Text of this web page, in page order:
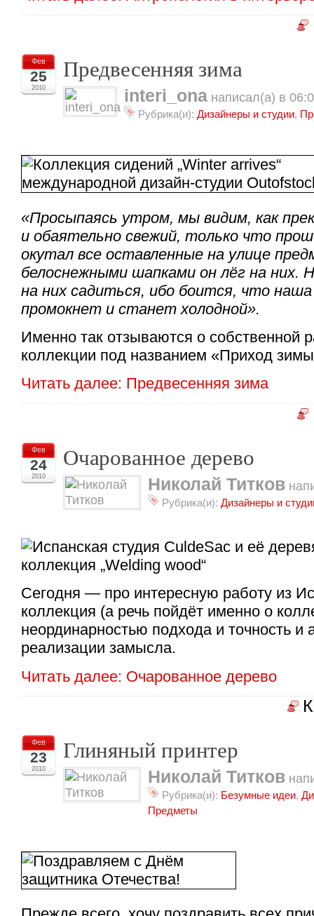
Фев
25
2010
Предвесенняя зима
interi_ona написал(а) в
Рубрика(и): Дизайнеры и студии,
«Просыпаясь утром, мы видим, как
и обаятельно свежий, только что
окутал все оставленные на улице
белоснежными шапками он лёг на них.
на них садиться, ибо боится, что
промокнет и станет холодной».
Именно так отзываются о собственной
коллекции под названием «Приход
Читать далее: Предвесенняя зима
Фев
24
2010
Очарованное дерево
Николай Титков
Рубрика(и): Дизайнеры и
Сегодня — про интересную работу из
коллекция (а речь пойдёт именно о
неординарностью подхода и точность и
реализации замысла.
Читать далее: Очарованное дерево
Фев
23
2010
Глиняный принтер
Николай Титков
Рубрика(и): Безумные идеи,
Предметы